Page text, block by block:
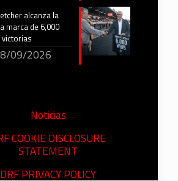
alcanza la
marca de 6,000
victorias
09/2026
Noticias
COOKIE DISCLOSURE
STATEMENT
DRF PRIVACY POLICY